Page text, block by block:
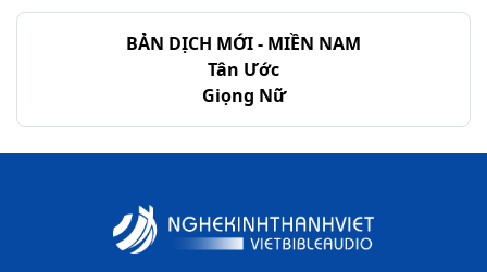
BẢN DỊCH MỚI - MIỀN NAM
Tân Ước
Giọng Nữ